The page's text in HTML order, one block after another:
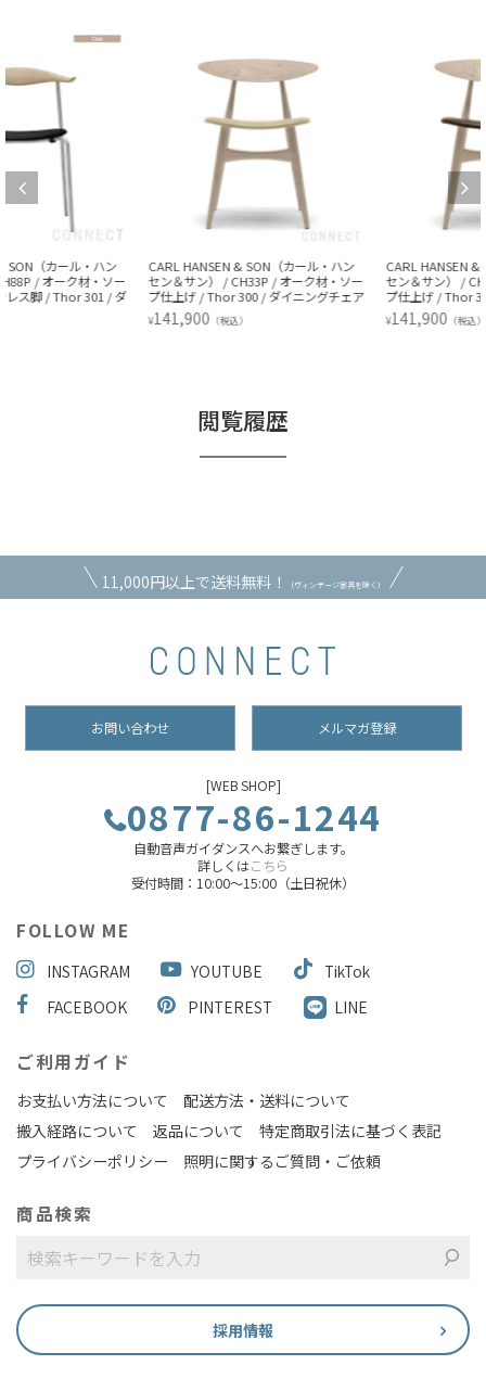
CARL HANSEN & SON（カール・ハン
セン＆サン） / CH33P / オーク材・ソー
プ仕上げ / Thor 300 / ダイニングチェア
CARL HANSEN & SON（カール・ハン
セン＆サン） / CH33P / オーク材・ソー
プ仕上げ / Thor 306 / ダイニングチェア
閲覧履歴
11,000円以上で送料無料！ （ヴィンテージ家具を除く）
お問い合わせ メルマガ登録
[WEB SHOP]
0877-86-1244
自動音声ガイダンスへお繋ぎします。
詳しくはこちら
受付時間：10:00～15:00（土日祝休）
FOLLOW ME
INSTAGRAM YOUTUBE
TikTok
FACEBOOK
PINTEREST LINE
ご利用ガイド
お支払い方法について
配送方法・送料について
搬入経路について
返品について
特定商取引法に基づく表記
プライバシーポリシー
照明に関するご質問・ご依頼
商品検索
採用情報